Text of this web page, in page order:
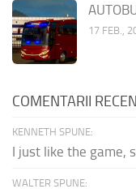
17 FEB.,
COMENTARII
KENNETH SPUNE:
I just like the game,
WALTER SPUNE: